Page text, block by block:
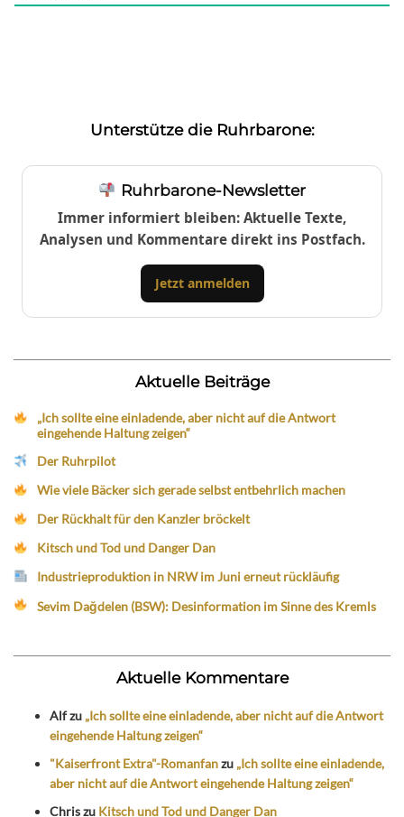
Unterstütze die Ruhrbarone:
Ruhrbarone-Newsletter
Immer informiert bleiben: Aktuelle Texte,
Analysen und Kommentare direkt ins Postfach.
Jetzt anmelden
Aktuelle Beiträge
„Ich sollte eine einladende, aber nicht auf die Antwort
eingehende Haltung zeigen“
Der Ruhrpilot
Wie viele Bäcker sich gerade selbst entbehrlich machen
Der Rückhalt für den Kanzler bröckelt
Kitsch und Tod und Danger Dan
Industrieproduktion in NRW im Juni erneut rückläufig
Sevim Dağdelen (BSW): Desinformation im Sinne des Kremls
Aktuelle Kommentare
Alfzu „Ich sollte eine einladende, aber nicht auf die Antwort
eingehende Haltung zeigen“
"Kaiserfront Extra"-Romanfanzu „Ich sollte eine einladende,
aber nicht auf die Antwort eingehende Haltung zeigen“
Chriszu Kitsch und Tod und Danger Dan